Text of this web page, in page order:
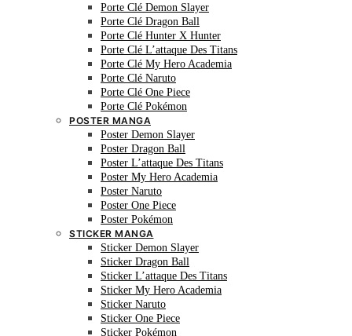
Porte Clé Demon Slayer
Porte Clé Dragon Ball
Porte Clé Hunter X Hunter
Porte Clé L’attaque Des Titans
Porte Clé My Hero Academia
Porte Clé Naruto
Porte Clé One Piece
Porte Clé Pokémon
POSTER MANGA
Poster Demon Slayer
Poster Dragon Ball
Poster L’attaque Des Titans
Poster My Hero Academia
Poster Naruto
Poster One Piece
Poster Pokémon
STICKER MANGA
Sticker Demon Slayer
Sticker Dragon Ball
Sticker L’attaque Des Titans
Sticker My Hero Academia
Sticker Naruto
Sticker One Piece
Sticker Pokémon